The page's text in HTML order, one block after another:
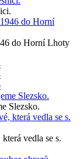
do Horní Lhoty
Slezsko.
vedla se s.